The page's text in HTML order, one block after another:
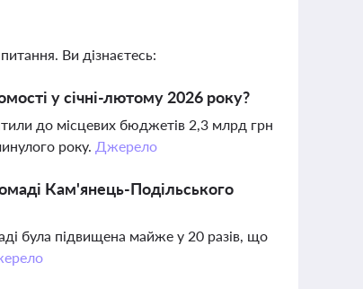
Ви дізнаєтесь:
у січні-лютому 2026 року?
до місцевих бюджетів 2,3 млрд грн
року. Джерело
Кам'янець-Подільського
була підвищена майже у 20 разів, що